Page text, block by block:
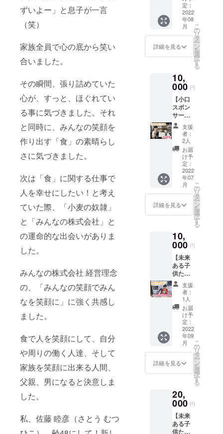
ずいよー」と息子が一言
（笑）
家族全員で心の底から笑い
合いました。
その瞬間、張り詰めていた
心が、すっと、ほぐれてい
る事に気づきました。それ
と同時に、みんなの笑顔を
作り出す「食」の素晴らし
さに気づきました。
次は「食」に関する仕事で
人を幸せにしたい！と考え
ていた際、「小麦の奴隷」
と「みんなの株式会社」と
の運命的な出会いがありま
した。
みんなの株式会社 経営理念
の、「みんなの笑顔でみん
なを笑顔に」に強く共感し
ました。
食で人を笑顔にして、自分
や周りの働く人達、そして
家族を笑顔に出来る人間、
父親、男になると決意しま
した。
私、佐藤 睦彦（さとう むつ
めま
す。お
届け前
に種類
をメー
ルにて
す。 ・
子供た
ちへ届
ける様
子を
SNSに
投稿す
る際、
お名前
を記載
しま
す。企
業名や
ニック
ネーム
です。
掲載す
考欄に
入力し
てくだ
さい。
※小麦の
奴隷 仙
台愛子
店の
SNSア
カウン
トが存
在する
限り投
稿は残
りま
提供施
設 ・学
愛子学
園 大沢
幼稚園
（支援
者が多
い場
希望の
場合、
zoomを
使用予
定で
す） ■
限 2022
日から
2023年
7月末ま
で ■備
考 ・公
序良俗
に反す
る内
容、法
令に違
反する
内容な
どはお
受けで
きませ
メール
にて日
ます。
・対面
かオン
ライン
で行い
ますの
で備考
欄に希
望の方
法で入
力して
くださ
い。
夏休み
の自由
研究に
最適で
す。
小麦の
キャッ
プをお
渡しす
るの
で、今
日から
君も小
麦の奴
隷ク
ルー！
護者同
伴 可
（メー
ルにて
ご相談
くださ
奴隷 仙
台愛子
店 ■交
通費、
滞在費
が発生
した場
合、支
援者様
の自己
負担と
なりま
す。 ■
日時に
つきま
メール
にて対
す。 ■
小麦の
奴隷オ
リジナ
ル
地、機
材を
使って
パン焼
き体
験！ 家
族や友
達、恋
一緒に
ぜ
ひ！！
ご自身
で焼い
たパン
を、お
持ち帰
りいた
だきま
す♪ 小
麦の奴
隷オリ
ジナル
キャッ
プをお
渡しし
■１名様
ターン
です。
複数人
での参
加の際
は人数
分の支
援をお
願いい
たしま
す。 ■
場所：
小麦の
奴隷 仙
台愛子
店 ■交
通費や
合、支
援者様
の自己
負担と
なりま
定：
2022
年08
月
詳細を見る
こ
の
リ
タ
ー
ン
を
選
択
す
る
10,
000 円
【小口
スポン
サー
券！ス
ポン
サーに
なって
いただ
けます
☺︎】 1
年間、
小麦の
奴隷 仙
台愛子
店のス
ポン
なって
いただ
けま
す。 店
内の額
縁に名
前（企
業名、
ニック
ネーム
可）を
飾らせ
ていた
だきま
す！！
みんな
の株式
ントに
ご招待
いたし
ます。
例 お花
支援
者：
2人
お届
け予
定：
2022
年07
月
詳細を見る
こ
の
リ
タ
ー
ン
を
選
択
す
る
10,
000 円
【未来
ある子
供たち
に！美
味しい
パンを
提
供！】
近隣の
保育園
の子供
たちに
11,000
円相当
（40〜
50名様
パンを
提供し
ます。
子供た
ちには
支援
者：
1人
お届
け予
定：
2022
年09
月
詳細を見る
こ
の
リ
タ
ー
ン
を
選
択
す
る
20,
000 円
【未来
ある子
供たち